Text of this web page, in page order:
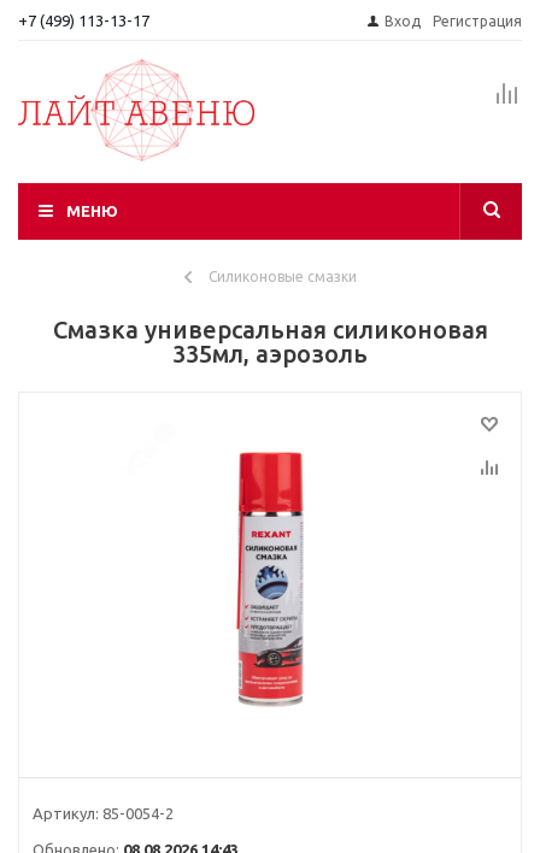
+7 (499) 113-13-17 Вход Регистрация
МЕНЮ
Силиконовые смазки
Смазка универсальная силиконовая
335мл, аэрозоль
Артикул: 85-0054-2
Обновлено: 08.08.2026 14:43